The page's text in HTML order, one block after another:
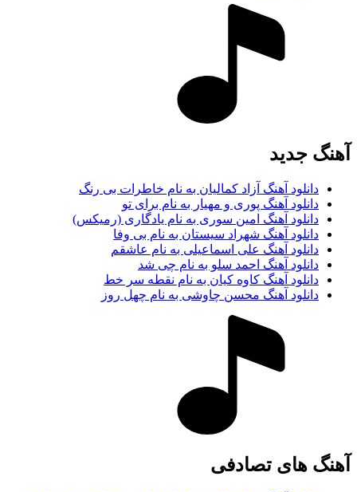
آهنگ جديد
دانلود آهنگ آزاد کمالیان به نام خاطرات بی رنگ
دانلود آهنگ پوری و مهیار به نام برای تو
دانلود آهنگ امین سوری به نام یادگاری (رمیکس)
دانلود آهنگ شهراد سیستان به نام بی وفا
دانلود آهنگ علی اسماعیلی به نام عاشقم
دانلود آهنگ احمد سلو به نام چی شد
دانلود آهنگ کاوه کیان به نام نقطه سر خط
دانلود آهنگ محسن چاوشی به نام چهل روز
آهنگ های تصادفی